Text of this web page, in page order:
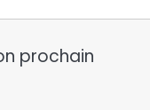
prochain